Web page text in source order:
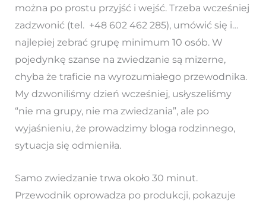
można po prostu przyjść i wejść. Trzeba wcześniej
zadzwonić (tel. +48 602 462 285), umówić się i…
najlepiej zebrać grupę minimum 10 osób. W
pojedynkę szanse na zwiedzanie są mizerne,
chyba że traficie na wyrozumiałego przewodnika.
My dzwoniliśmy dzień wcześniej, usłyszeliśmy
“nie ma grupy, nie ma zwiedzania”, ale po
wyjaśnieniu, że prowadzimy bloga rodzinnego,
sytuacja się odmieniła.
Samo zwiedzanie trwa około 30 minut.
Przewodnik oprowadza po produkcji, pokazuje